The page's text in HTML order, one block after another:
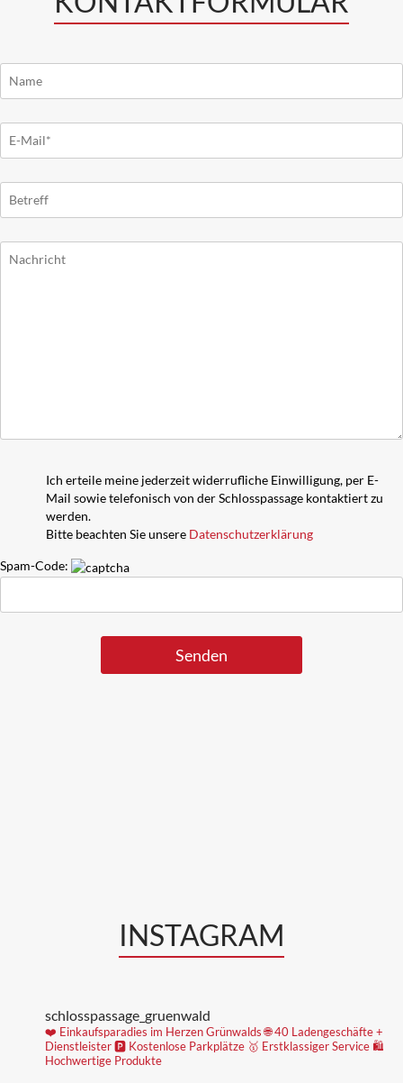
Ich erteile meine jederzeit widerrufliche Einwilligung, per E-
Mail sowie telefonisch von der Schlosspassage kontaktiert zu
werden.
Bitte beachten Sie unsere Datenschutzerklärung
Spam-Code:
INSTAGRAM
schlosspassage_gruenwald
❤️ Einkaufsparadies im Herzen Grünwalds🌐 40 Ladengeschäfte +
Dienstleister🅿️ Kostenlose Parkplätze 🥇 Erstklassiger Service 🛍
Hochwertige Produkte